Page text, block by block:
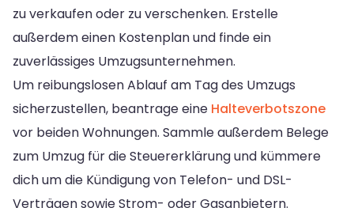
zu verkaufen oder zu verschenken. Erstelle
außerdem einen Kostenplan und finde ein
zuverlässiges Umzugsunternehmen.
Um reibungslosen Ablauf am Tag des Umzugs
sicherzustellen, beantrage eine Halteverbotszone
vor beiden Wohnungen. Sammle außerdem Belege
zum Umzug für die Steuererklärung und kümmere
dich um die Kündigung von Telefon- und DSL-
Verträgen sowie Strom- oder Gasanbietern.